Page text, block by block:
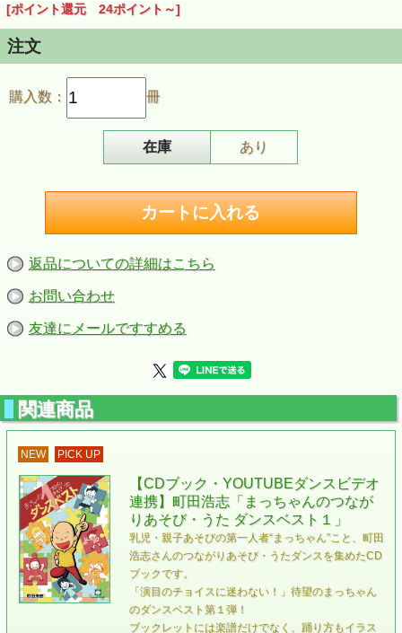
よび掲載。
■CDブック収録・掲載曲
どんどんどどんこ（4歳児～5歳児向け）
にじいろのパレード（3歳～5歳／親子向け）
あぁ いいいきもち（3歳～5歳向け）
ピョンってとびこえてみよう（3歳～5歳向け／ダンス・手
（※対象年齢はあくまでも目安です）
志「まっちゃんのつながりあそび・うた ダンスベスト２」
商品番号：CDK062
ISBN：978-4-910226-09-5
[ポイント還元 24ポイント～]
注文
購入数： 冊
在庫 あり
返品についての詳細はこちら
お問い合わせ
友達にメールですすめる
関連商品
NEW PICK UP
【CDブック・YOUTUBEダンスビデオ
連携】町田浩志「まっちゃんのつなが
りあそび・うた ダンスベスト１」
乳児・親子あそびの第一人者“まっちゃん”こと、町田
浩志さんのつながりあそび・うたダンスを集めたCD
ブックです。
「演目のチョイスに迷わない！」待望のまっちゃん
のダンスベスト第１弾！
ブックレットには楽譜だけでなく、踊り方もイラス